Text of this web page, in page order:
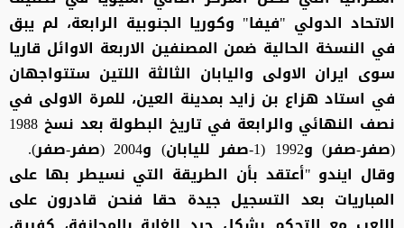
الاتحاد الدولي "فيفا" وكوريا الجنوبية الرابعة، لم يبق
في النسخة الحالية ضمن المصنفين الاربعة الاوائل قاريا
سوى ايران الاولى واليابان الثالثة اللتين ستتواجهان
في استاد هزاع بن زايد بمدينة العين، للمرة الاولى في
نصف النهائي والرابعة في تاريخ البطولة بعد نسخ 1988
(صفر-صفر) و1992 (1-صفر لليابان) و2004 (صفر-صفر).
وقال ايندو "أعتقد بأن الطريقة التي نسيطر بها على
المباريات بعد التسجيل جيدة حقا فنحن قادرون على